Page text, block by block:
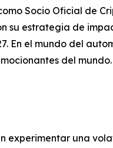
Socio Oficial de
su estrategia de
En el mundo del
del mundo.
experimentar una